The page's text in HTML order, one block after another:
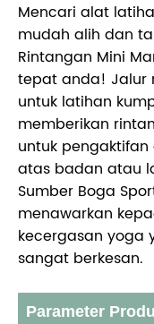
Mencari alat
mudah alih dan
Rintangan Mini
tepat anda! Jalur
untuk latihan
memberikan
untuk
atas badan atau
Sumber Boga
menawarkan
kecergasan yoga
sangat berkesan.
Parameter